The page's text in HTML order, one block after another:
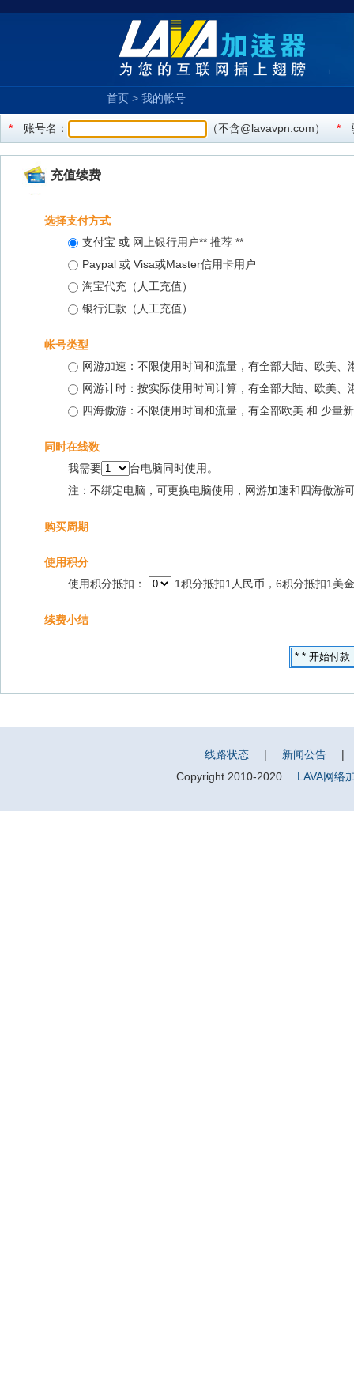
首页 > 我的帐号
* 账号名： （不含@lavavpn.com） *
充值续费
选择支付方式
支付宝 或 网上银行用户** 推荐 **
Paypal 或 Visa或Master信用卡用户
淘宝代充（人工充值）
银行汇款（人工充值）
帐号类型
网游加速：不限使用时间和流量，有全部大陆、欧美、
网游计时：按实际使用时间计算，有全部大陆、欧美、
四海傲游：不限使用时间和流量，有全部欧美 和 少量
同时在线数
我需要
台电脑同时使用。
注：不绑定电脑，可更换电脑使用，网游加速和四海傲游
购买周期
使用积分
使用积分抵扣：
1积分抵扣1人民币，6积分抵扣1美
续费小结
线路状态 | 新闻公告
|
Copyright 2010-2020
LAVA网络